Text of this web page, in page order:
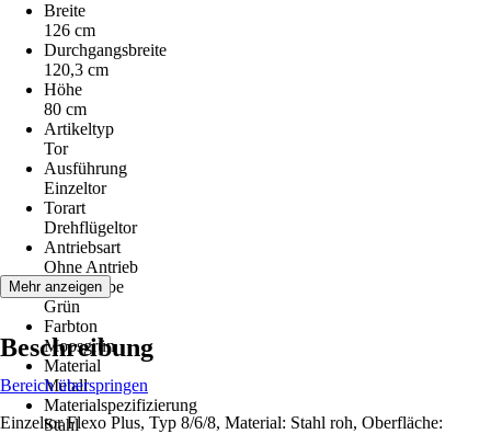
Breite
126 cm
Durchgangsbreite
120,3 cm
Höhe
80 cm
Artikeltyp
Tor
Ausführung
Einzeltor
Torart
Drehflügeltor
Antriebsart
Ohne Antrieb
Grundfarbe
Grün
Farbton
Moosgrün
Material
Metall
Materialspezifizierung
Stahl
Mehr anzeigen
Beschreibung
Bereich überspringen
Einzeltor Flexo Plus, Typ 8/6/8, Material: Stahl roh, Oberfläche: